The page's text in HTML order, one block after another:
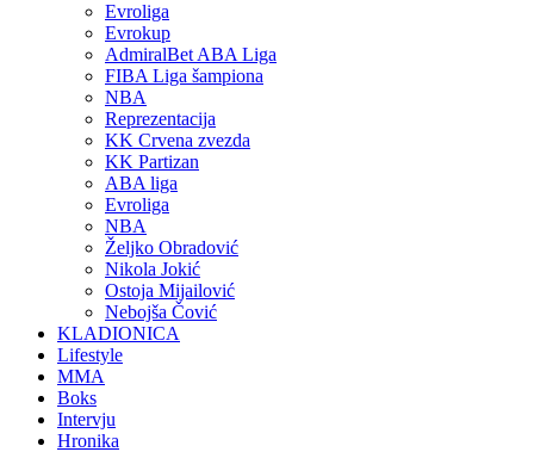
Evroliga
Evrokup
AdmiralBet ABA Liga
FIBA Liga šampiona
NBA
Reprezentacija
KK Crvena zvezda
KK Partizan
ABA liga
Evroliga
NBA
Željko Obradović
Nikola Jokić
Ostoja Mijailović
Nebojša Čović
KLADIONICA
Lifestyle
MMA
Boks
Intervju
Hronika